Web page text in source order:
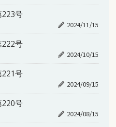
号
2024/11/15
号
2024/10/15
号
2024/09/15
号
2024/08/15